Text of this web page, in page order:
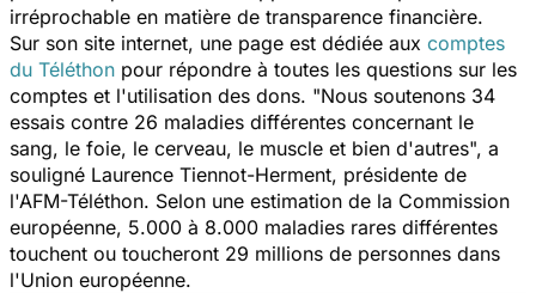
irréprochable en matière de transparence financière.
Sur son site internet, une page est dédiée aux comptes
du Téléthon pour répondre à toutes les questions sur les
comptes et l'utilisation des dons. "Nous soutenons 34
essais contre 26 maladies différentes concernant le
sang, le foie, le cerveau, le muscle et bien d'autres", a
souligné Laurence Tiennot-Herment, présidente de
l'AFM-Téléthon. Selon une estimation de la Commission
européenne, 5.000 à 8.000 maladies rares différentes
touchent ou toucheront 29 millions de personnes dans
l'Union européenne.